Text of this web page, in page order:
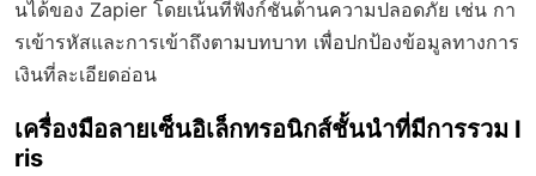
นได้ของ Zapier โดยเน้นที่ฟังก์ชันด้านความปลอดภัย เช่น กา
รเข้ารหัสและการเข้าถึงตามบทบาท เพื่อปกป้องข้อมูลทางการ
เงินที่ละเอียดอ่อน
เครื่องมือลายเซ็นอิเล็กทรอนิกส์ชั้นนำที่มีการรวม I
ris